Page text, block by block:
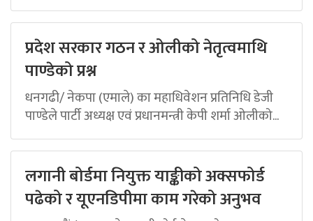
प्रदेश सरकार गठन र ओलीको नेतृत्वमाथि
पाण्डेको प्रश्न
धनगढी/ नेकपा (एमाले) का महाधिवेशन प्रतिनिधि डेजी
पाण्डेले पार्टी अध्यक्ष एवं प्रधानमन्त्री केपी शर्मा ओलीको...
लगानी बोर्डमा नियुक्त याङ्कीको अक्सफोर्ड
पढेको र यूएनडिपीमा काम गरेको अनुभव